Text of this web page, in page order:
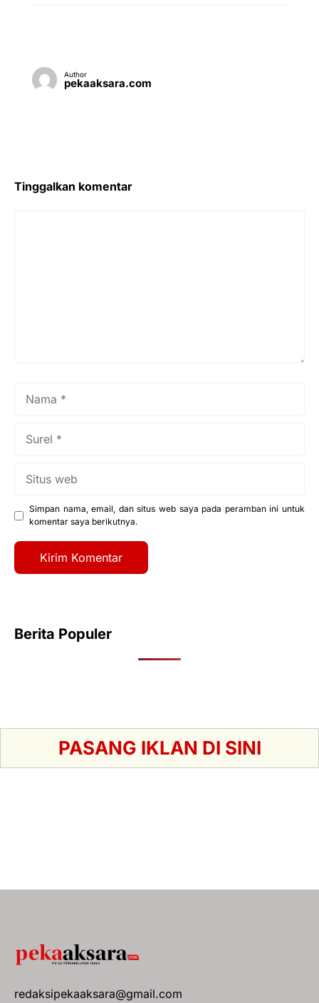
Author
pekaaksara.com
Tinggalkan komentar
Simpan nama, email, dan situs web saya pada peramban ini untuk
komentar saya berikutnya.
Berita Populer
PASANG IKLAN DI SINI
redaksipekaaksara@gmail.com